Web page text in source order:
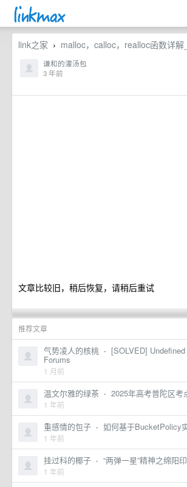
link之家 › malloc，calloc，realloc函数详
谦和的灌汤包
3 年前
文章比较旧，稍后恢复，请稍后重试
推荐文章
气势凌人的核桃 · [SOLVED]
Forums
1 月前
温文尔雅的绿茶 · 2025年高考普陀区
1 年前
重感情的包子 · 如何基于BucketPolicy
1 年前
挂过科的椰子 · “两弹一星”精神之绵阳
1 年前